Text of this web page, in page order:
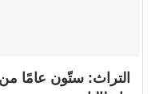
التراث: ستّون عامًا